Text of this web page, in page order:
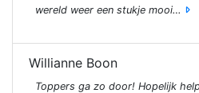
wereld weer een stukje mooi…
Willianne Boon
Toppers ga zo door! Hopelijk